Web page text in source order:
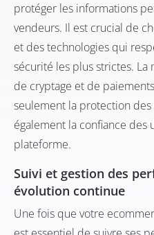
protéger les informations
vendeurs. Il est crucial de
et des technologies qui
sécurité les plus strictes. La
de cryptage et de
seulement la protection
également la confiance des
plateforme.
Suivi et gestion des
évolution continue
Une fois que votre